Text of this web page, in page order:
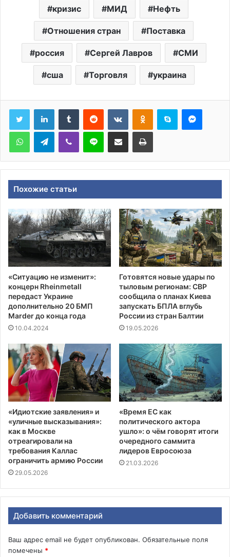
кризис МИД Нефть
Отношения стран Поставка
россия Сергей Лавров СМИ
сша Торговля украина
Tumblr Reddit ВконтактеОдноклассники
Skype
WhatsAppTelegramViber Line Поделиться через электронную почту Печатать
Похожие статьи
«Ситуацию не изменит»:
концерн Rheinmetall
передаст Украине
дополнительно 20 БМП
Marder до конца года
10.04.2024
Готовятся новые удары по
тыловым регионам: СВР
сообщила о планах Киева
запускать БПЛА вглубь
России из стран Балтии
19.05.2026
«Идиотские заявления» и
«уличные высказывания»:
как в Москве
отреагировали на
требования Каллас
ограничить армию России
29.05.2026
«Время ЕС как
политического актора
ушло»: о чём говорят итоги
очередного саммита
лидеров Евросоюза
21.03.2026
Добавить комментарий
Ваш адрес email не будет опубликован. Обязательные поля
помечены *